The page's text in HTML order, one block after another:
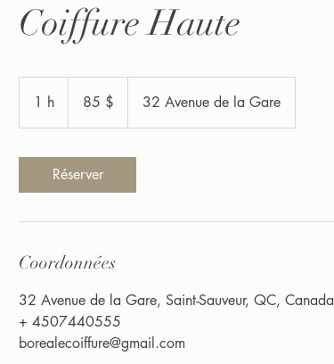
Coiffure Haute
1 h 85 $ 32 Avenue de la Gare
Réserver
Coordonnées
32 Avenue de la Gare, Saint-Sauveur, QC, Canada
+ 4507440555
borealecoiffure@gmail.com